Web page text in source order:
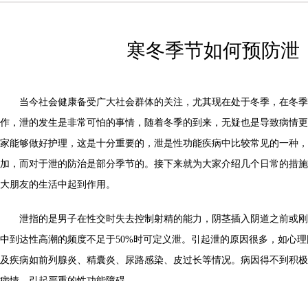
寒冬季节如何预防泄
当今社会健康备受广大社会群体的关注，尤其现在处于冬季，在冬
作，泄的发生是非常可怕的事情，随着冬季的到来，无疑也是导致病情
家能够做好护理，这是十分重要的，泄是性功能疾病中比较常见的一种
加，而对于泄的防治是部分季节的。接下来就为大家介绍几个日常的措
大朋友的生活中起到作用。
泄指的是男子在性交时失去控制射精的能力，阴茎插入阴道之前或
中到达性高潮的频度不足于50%时可定义泄。引起泄的原因很多，如心
及疾病如前列腺炎、精囊炎、尿路感染、皮过长等情况。病因得不到积